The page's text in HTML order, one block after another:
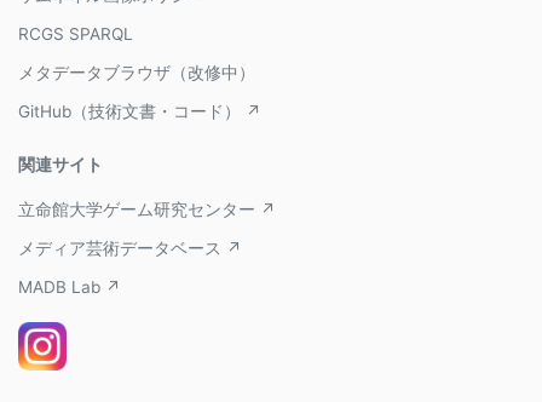
RCGS SPARQL
メタデータブラウザ（改修中）
GitHub（技術文書・コード） ↗
関連サイト
立命館大学ゲーム研究センター ↗
メディア芸術データベース ↗
MADB Lab ↗